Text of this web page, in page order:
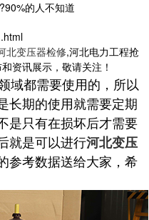
的人不知道
北变压器检修,河北电力工程抢
资讯展示，敬请关注！
域都需要使用的，所以
长期的使用就需要定期
是只有在损坏后才需要
就是可以进行河北变压
参考数据送给大家，希